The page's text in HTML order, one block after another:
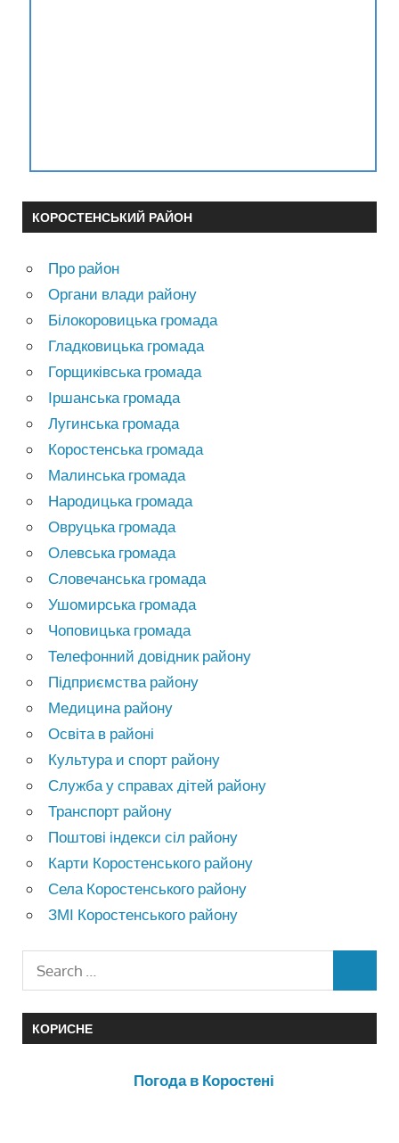
КОРОСТЕНСЬКИЙ РАЙОН
Про район
Органи влади району
Білокоровицька громада
Гладковицька громада
Горщиківська громада
Іршанська громада
Лугинська громада
Коростенська громада
Малинська громада
Народицька громада
Овруцька громада
Олевська громада
Словечанська громада
Ушомирська громада
Чоповицька громада
Телефонний довідник району
Підприємства району
Медицина району
Освіта в районі
Культура и спорт району
Служба у справах дітей району
Транспорт району
Поштові індекси сіл району
Карти Коростенського району
Села Коростенського району
ЗМІ Коростенського району
КОРИСНЕ
Погода в Коростені